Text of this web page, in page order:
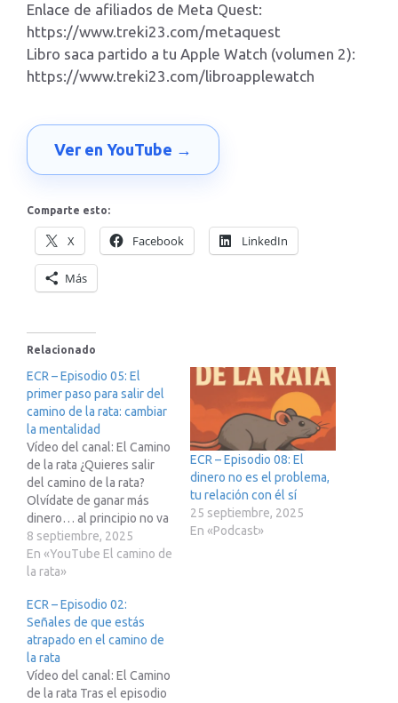
Enlace de afiliados de Meta Quest:
https://www.treki23.com/metaquest
Libro saca partido a tu Apple Watch (volumen 2):
https://www.treki23.com/libroapplewatch
Ver en YouTube →
Comparte esto:
X Facebook LinkedIn
Más
Relacionado
ECR – Episodio 05: El
primer paso para salir del
camino de la rata: cambiar
la mentalidad
Vídeo del canal: El Camino
de la rata ¿Quieres salir
del camino de la rata?
Olvídate de ganar más
dinero… al principio no va
de eso. Va de cómo
piensas. “Con la
mentalidad equivocada,
acabarás igual de
atrapado. Podcast
perteneciente a la Red23,
mas info en…
8 septiembre, 2025
En «YouTube El camino de
la rata»
ECR – Episodio 08: El
dinero no es el problema,
tu relación con él sí
25 septiembre, 2025
En «Podcast»
ECR – Episodio 02:
Señales de que estás
atrapado en el camino de
la rata
Vídeo del canal: El Camino
de la rata Tras el episodio